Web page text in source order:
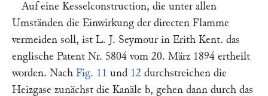
Auf eine Kesselconstruction, die unter allen
Umständen die Einwirkung der directen Flamme
vermeiden soll, ist L. J. Seymourin Erith Kent. das
englische Patent Nr. 5804 vom 20. März 1894 ertheilt
worden. Nach Fig. 11 und 12 durchstreichen die
Heizgase zunächst die Kanäle b, gehen dann durch das